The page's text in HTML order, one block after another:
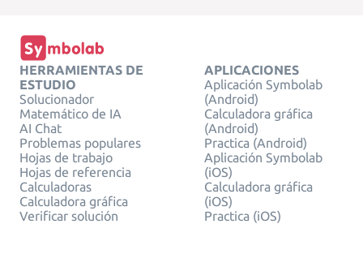
HERRAMIENTAS DE
ESTUDIO
Solucionador
Matemático de IA
AI Chat
Problemas populares
Hojas de trabajo
Hojas de referencia
Calculadoras
Calculadora gráfica
Verificar solución
APLICACIONES
Aplicación Symbolab
(Android)
Calculadora gráfica
(Android)
Practica (Android)
Aplicación Symbolab
(iOS)
Calculadora gráfica
(iOS)
Practica (iOS)